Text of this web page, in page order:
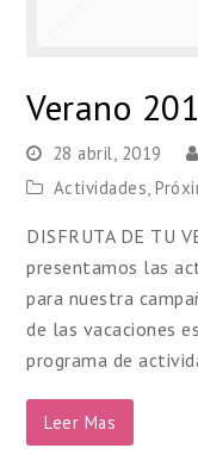
Verano
28 abril, 2019
Actividades,
DISFRUTA DE TU
presentamos las
para nuestra
de las vacaciones
programa de
Leer Mas